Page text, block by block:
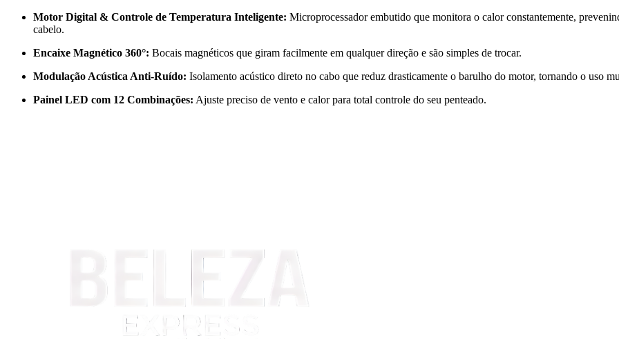
Motor Digital & Controle de Temperatura Inteligente: Microprocessador embutido que monitora o calor constantemente,
cabelo.
Encaixe Magnético 360°: Bocais magnéticos que giram facilmente em qualquer direção e são simples de trocar.
Modulação Acústica Anti-Ruído: Isolamento acústico direto no cabo que reduz drasticamente o barulho do motor, tornando o uso
Painel LED com 12 Combinações: Ajuste preciso de vento e calor para total controle do seu penteado.